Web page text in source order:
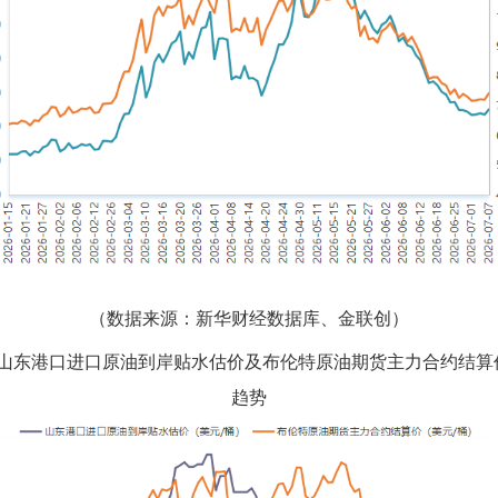
（数据来源：新华财经数据库、金联创）
东港口进口原油到岸贴水估价及布伦特原油期货主力合约结算
趋势